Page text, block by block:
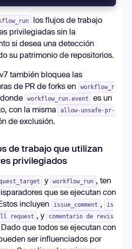
los flujos de trabajo
privilegiadas sin la
si desea una detección
su patrimonio de repositorios.
también bloquea las
de PR de forks en
workflow_r
workflow_run.event es un
con la misma
allow-unsafe-pr-
de exclusión.
de trabajo que utilizan
privilegiados
y workflow_run , ten
que se ejecutan con
incluyen
issue_comment ,
is
request , y
comentario de revis
Dado que todos se ejecutan con
ser influenciados por